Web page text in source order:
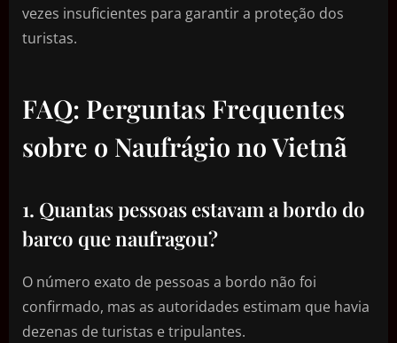
vezes insuficientes para garantir a proteção dos
turistas.
FAQ: Perguntas Frequentes
sobre o Naufrágio no Vietnã
1. Quantas pessoas estavam a bordo do
barco que naufragou?
O número exato de pessoas a bordo não foi
confirmado, mas as autoridades estimam que havia
dezenas de turistas e tripulantes.